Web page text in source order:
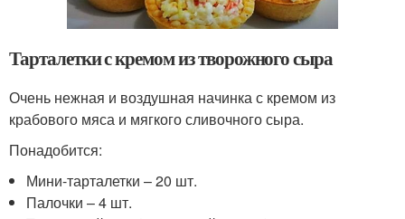
Тарталетки с кремом из творожного сыра
Очень нежная и воздушная начинка с кремом из
крабового мяса и мягкого сливочного сыра.
Понадобится:
Мини-тарталетки – 20 шт.
Палочки – 4 шт.